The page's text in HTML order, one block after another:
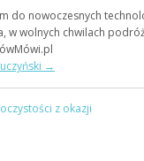
do nowoczesnych
w wolnych chwilach
→
z okazji